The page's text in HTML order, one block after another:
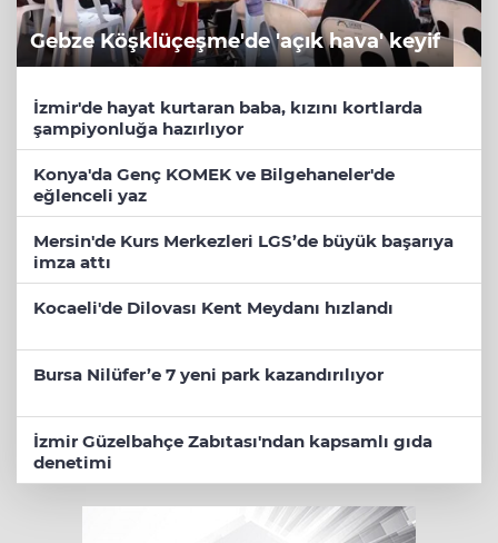
Gebze Köşklüçeşme'de 'açık hava' keyif
İzmir'de hayat kurtaran baba, kızını kortlarda
şampiyonluğa hazırlıyor
Konya'da Genç KOMEK ve Bilgehaneler'de
eğlenceli yaz
Mersin'de Kurs Merkezleri LGS’de büyük başarıya
imza attı
Kocaeli'de Dilovası Kent Meydanı hızlandı
Bursa Nilüfer’e 7 yeni park kazandırılıyor
İzmir Güzelbahçe Zabıtası'ndan kapsamlı gıda
denetimi